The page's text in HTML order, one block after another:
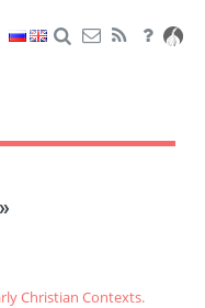
»
Christian Contexts.